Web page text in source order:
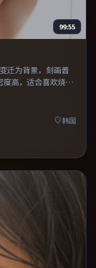
99:55
迁为背景，刻画普
高，适合喜欢烧脑
达，口碑潜力不
韩国